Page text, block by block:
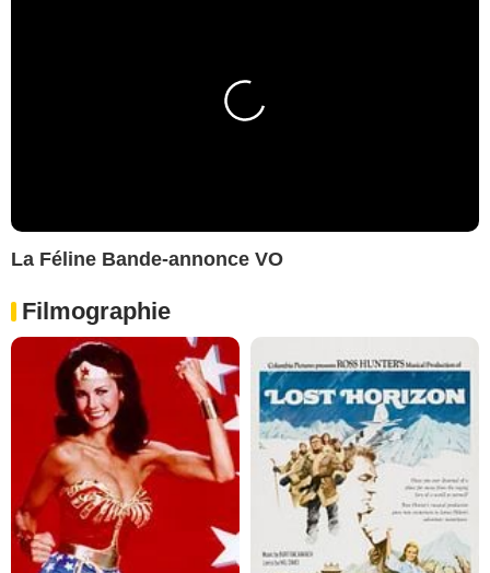
La Féline Bande-annonce VO
Filmographie